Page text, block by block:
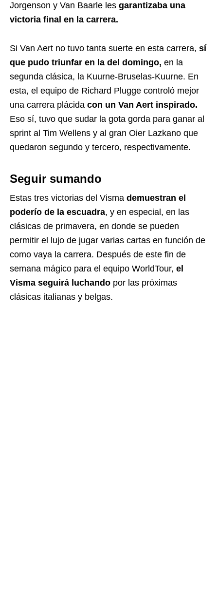
Jorgenson y Van Baarle les garantizaba una
victoria final en la carrera.
Si Van Aert no tuvo tanta suerte en esta carrera, sí
que pudo triunfar en la del domingo, en la
segunda clásica, la Kuurne-Bruselas-Kuurne. En
esta, el equipo de Richard Plugge controló mejor
una carrera plácida con un Van Aert inspirado.
Eso sí, tuvo que sudar la gota gorda para ganar al
sprint al Tim Wellens y al gran Oier Lazkano que
quedaron segundo y tercero, respectivamente.
Seguir sumando
Estas tres victorias del Visma demuestran el
poderío de la escuadra, y en especial, en las
clásicas de primavera, en donde se pueden
permitir el lujo de jugar varias cartas en función de
como vaya la carrera. Después de este fin de
semana mágico para el equipo WorldTour, el
Visma seguirá luchando por las próximas
clásicas italianas y belgas.